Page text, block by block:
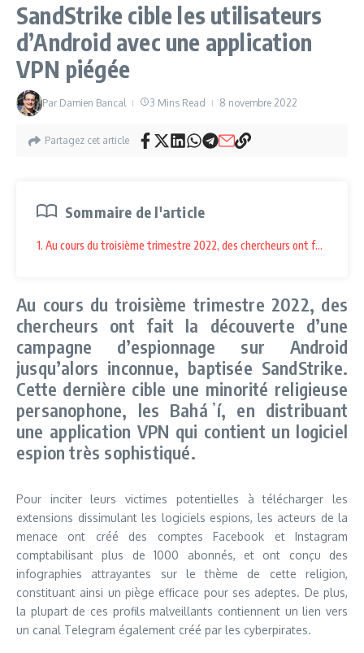
SandStrike cible les utilisateurs
d’Android avec une application
VPN piégée
Par Damien Bancal 3 Mins Read 8 novembre 2022
Partagez cet article
Sommaire de l'article
1. Au cours du troisième trimestre 2022, des chercheurs ont fait la
Au cours du troisième trimestre 2022, des
chercheurs ont fait la découverte d’une
campagne d’espionnage sur Android
jusqu’alors inconnue, baptisée SandStrike.
Cette dernière cible une minorité religieuse
persanophone, les Baháʼí, en distribuant
une application VPN qui contient un logiciel
espion très sophistiqué.
Pour inciter leurs victimes potentielles à télécharger les
extensions dissimulant les logiciels espions, les acteurs de la
menace ont créé des comptes Facebook et Instagram
comptabilisant plus de 1000 abonnés, et ont conçu des
infographies attrayantes sur le thème de cette religion,
constituant ainsi un piège efficace pour ses adeptes. De plus,
la plupart de ces profils malveillants contiennent un lien vers
un canal Telegram également créé par les cyberpirates.